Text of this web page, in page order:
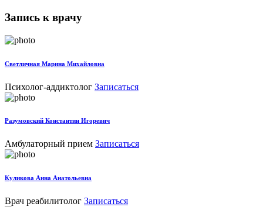
Запись к врачу
Светличная Марина Михайловна
Психолог-аддиктолог Записаться
Разумовский Константин Игоревич
Амбулаторный прием Записаться
Куликова Анна Анатольевна
Врач реабилитолог Записаться